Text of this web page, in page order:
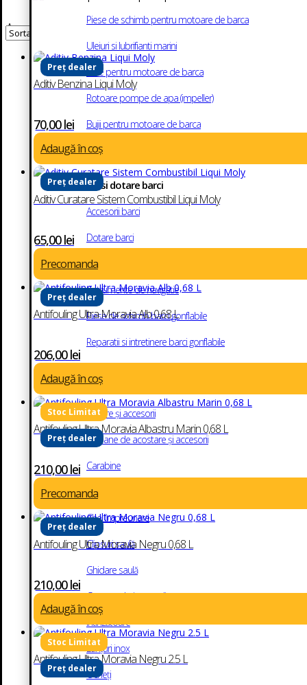
Piese de schimb pentru motoare de barca
Uleiuri si lubrifianti marini
Filtre pentru motoare de barca
Rotoare pompe de apa (impeller)
Bujii pentru motoare de barca
Anozi
Accesorii si dotare barci
Accesorii barci
Dotare barci
Echipamente electrice
Instrumente de navigatie
Piese de schimb barci gonflabile
Reparatii si intretinere barci gonflabile
Andocare și ancorare
Ancore și accesorii
Baloane de acostare și accesorii
Carabine
Carlige inox
Chei împreunare
Clipsuri saulă
Ghidare saulă
Geamanduri semnalizare
Întinzătoare
Lanțuri inox
Ocheți
Accesorii barci
Preț dealer
Aditiv Benzina Liqui Moly
70,00lei
Adaugă în coș
Preț dealer
Aditiv Curatare Sistem Combustibil Liqui Moly
65,00lei
Precomanda
Preț dealer
Antifouling Ultra Moravia Alb 0,68 L
206,00lei
Adaugă în coș
Preț dealer
Antifouling Ultra Moravia Albastru Marin 0,68 L
210,00lei
Precomanda
Preț dealer
Antifouling Ultra Moravia Negru 0,68 L
210,00lei
Adaugă în coș
Preț dealer
Antifouling Ultra Moravia Negru 2.5 L